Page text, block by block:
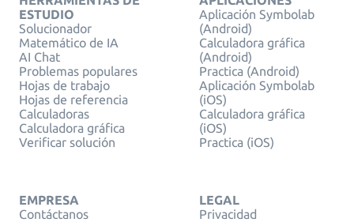
ESTUDIO
Solucionador
Matemático de IA
AI Chat
Problemas populares
Hojas de trabajo
Hojas de referencia
Calculadoras
Calculadora gráfica
Verificar solución
Aplicación Symbolab
(Android)
Calculadora gráfica
(Android)
Practica (Android)
Aplicación Symbolab
(iOS)
Calculadora gráfica
(iOS)
Practica (iOS)
EMPRESA
Contáctanos
LEGAL
Privacidad